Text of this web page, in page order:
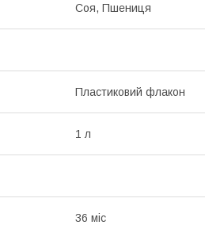
Соя, Пшениця
Пластиковий флакон
1 л
36 міс